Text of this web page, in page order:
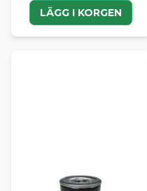
LÄGG I KORGEN